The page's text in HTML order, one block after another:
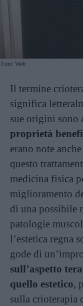
Foto: Web
Il termine
significa
sue origini sono
proprietà
erano note
questo
medicina fisica
miglioramento
di una possibile
patologie
l’estetica regna
gode di
sull’aspetto
quello estetico,
sulla crioterapia